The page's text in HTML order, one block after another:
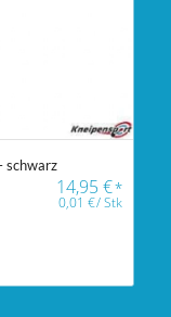
schwarz
14,95€*
0,01€/Stk